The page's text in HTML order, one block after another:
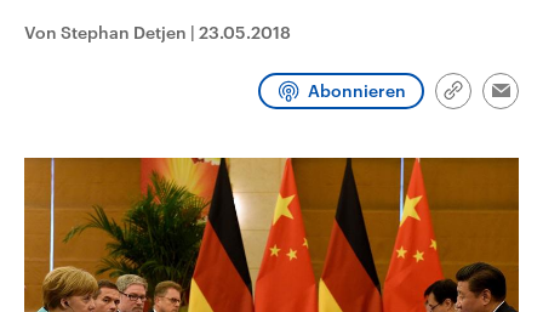
und Hintergründe zu den Parteien
und Kandidaten der anstehenden
Sendungen Programm
Von Stephan Detjen | 23.05.2018
Abonnieren
Link